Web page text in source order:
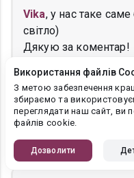
Vika, у нас таке
світло)
Дякую за коментар!
Ирина Липинская
24.11.2022, 11:14:45
з нетерпінням чекаю
Використання файлів
З метою забезпечення
збираємо та
переглядати наш сайт, ви
файлів cookie.
Дозволити